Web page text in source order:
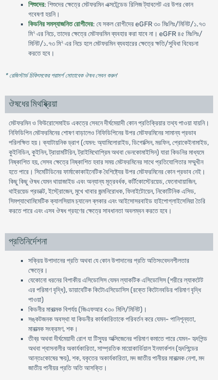
শিশুদের: শিশুদের ক্ষেত্রে মেটফরমিন এক্সটেন্ডেড রিলিজ ট্যাবলেট এর উপর কোন
গবেষণা হয়নি।
কিডনির সমস্যাজনিত রোগীদের: যে সকল রোগীদের eGFR ৩০ মিঃলিঃ/মিনিট/১.৭৩
মি২এর নিচে, তাদের ক্ষেত্রে মেটফরমিন ব্যবহার করা যাবে না। eGFR ৪৫ মিঃলিঃ/
মিনিট/১.৭৩ মি২এর নিচে হলে মেটফরমিন ব্যবহারের ক্ষেত্রে ক্ষতি/সুবিধা বিবেচনা
করতে হবে।
* রেজিস্টার্ড চিকিৎসকের পরামর্শ মোতাবেক ঔষধ সেবন করুন'
ঔষধের মিথষ্ক্রিয়া
মেটফরমিন ও ফিউরোসেমাইড একত্রে সেবনে দীর্ঘমেয়াদী কোন প্রতিক্রিয়ার তথ্য পাওয়া যায়নি।
নিফিডিপিন মেটফরমিনের শোষণ বাড়ালেও নিফিডিপিনের উপর মেটফরমিনের সামান্য প্রভাব
পরিলক্ষিত হয়। ক্যাটায়নিক ড্রাগ (যেমন: অ্যামিলোরাইড, ডিগোক্সিন, মরফিন, প্রোকেইনামাইড,
কুইনিডিন, কুইনিন, ট্রায়ামটিরিন, ট্রাইমিথোপ্রিম অথবা ভেনকোমাইসিন) যারা কিডনির মাধ্যমে
নিষ্কাশিত হয়, সেসব ক্ষেত্রে নিষ্কাশিত হবার সময় মেটফরমিনের সাথে প্রতিযোগিতার সম্মুখীন
হতে পারে। সিমেটিডিনের ফার্মাকোকাইনেটিক বৈশিষ্ট্যের উপর মেটফরমিনের কোন প্রভাব নেই।
কিছু কিছু ঔষধ যেমন থায়াজাইড এবং অন্যান্য মূত্রবর্ধক, কর্টিকোস্টেরয়েড, ফেনোথায়াজিন,
থাইরয়েড প্রডাক্ট, ইস্ট্রোজেন, মুখে খাবার জন্মনিরোধক, ফিনাইটোয়েন, নিকোটিনিক এসিড,
সিমপ্যাথোমিমেটিক ক্যালসিয়াম চ্যানেল ব্লকার এবং আইসোসরবাইড হাইপোগ্লাইসেমিয়া তৈরি
করতে পারে এবং এসব ঔষধ গ্রহণের ক্ষেত্রে সাবধানতা অবলম্বন করতে হবে।
প্রতিনির্দেশনা
সক্রিয় উপাদানের প্রতি অথবা যে কোন উপাদানের প্রতি অতিসংবেদনশীলতার
ক্ষেত্রে।
যেকোনো ধরনের বিপাকীয় এসিডোসিস যেমন ল্যাকটিক এসিডোসিস (শরীরে ল্যাকটেট
এর পরিমাণ বৃদ্ধি), ডায়াবেটিক কিটোএসিডোসিস (রক্তে কিটোনবডির পরিমাণ বৃদ্ধি
পাওয়া)
কিডনীর মারাত্মক বিপর্যয় (জিএফআর <৩০ মিলি/মিনিট)।
সঙ্কটজনক অবস্থা যা কিডনীর কার্যকারিতাকে পরিবর্তন করে যেমন- পানিশূন্যতা,
মারাত্মক সংক্রমণ, শক।
তীব্র অথবা দীর্ঘমেয়াদী রোগ যা টিস্যুর অক্সিজেনের পরিমাণ কমাতে পারে যেমন- হৃদপিন্ড
অথবা শ্বাসনালীর অকার্যকারিতা, সাম্প্রতিক মায়োকার্ডিয়াল ইনফার্কশন (হৃদপিন্ডের
আন্তঃকোষের ক্ষয়), শক, যকৃতের অকার্যকারিতা, মদ জাতীয় পানীয়র মারাত্মক নেশা, মদ
জাতীয় পানীয়র প্রতি অতি আসক্তি।